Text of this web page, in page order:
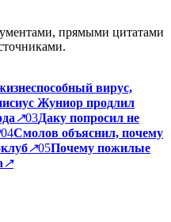
прямыми цитатами
вирус,
Жуниор продлил
↗03Даку попросил не
04Смолов объяснил, почему
↗05Почему пожилые
↗